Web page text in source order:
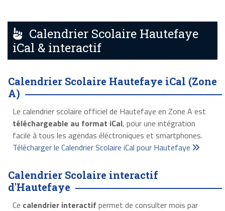
Calendrier Scolaire Hautefaye
iCal & interactif
Calendrier Scolaire Hautefaye iCal (Zone
A)
Le calendrier scolaire officiel de Hautefaye en Zone A est
téléchargeable au format iCal, pour une intégration
facile à tous les agendas éléctroniques et smartphones.
Télécharger le Calendrier Scolaire iCal pour Hautefaye
Calendrier Scolaire interactif
d'Hautefaye
Ce calendrier interactif permet de consulter mois par